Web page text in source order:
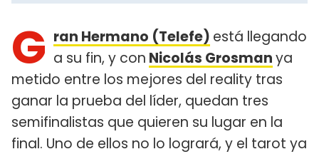
G ran Hermano (Telefe) está llegando
a su fin, y con Nicolás Grosmanya
metido entre los mejores del reality tras
ganar la prueba del líder, quedan tres
semifinalistas que quieren su lugar en la
final. Uno de ellos no lo logrará, y el tarot ya